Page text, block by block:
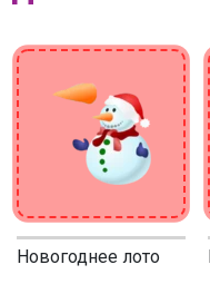
Новогоднее лото